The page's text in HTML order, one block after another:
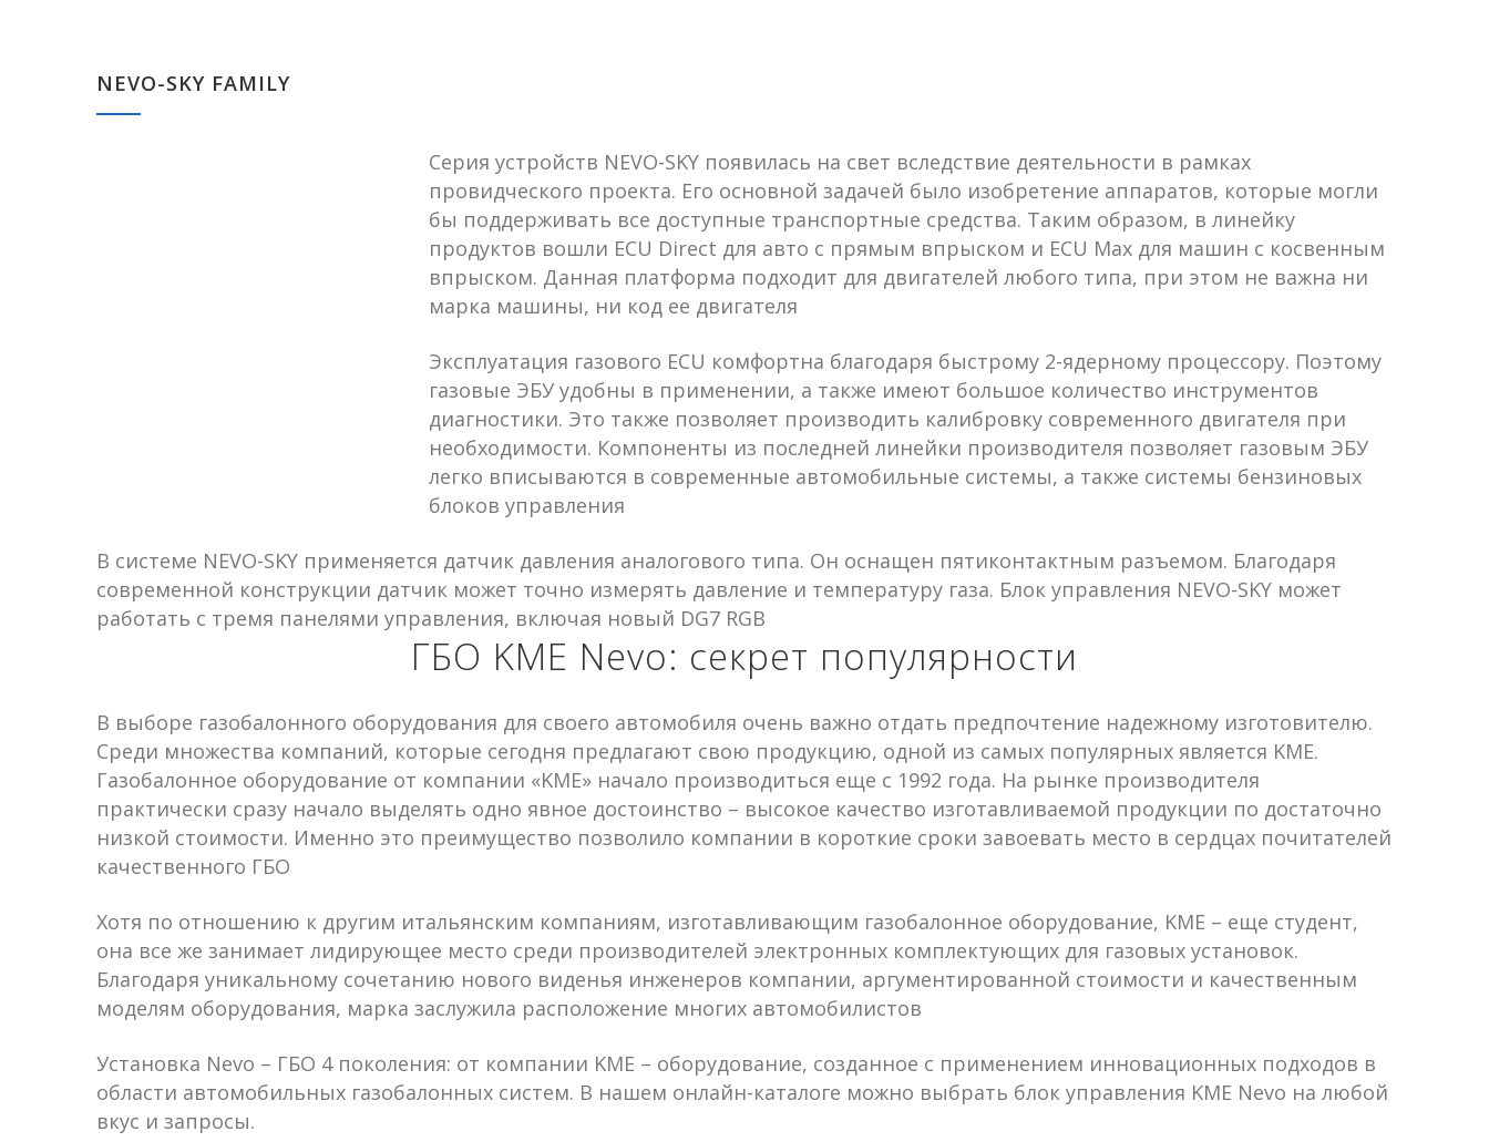
NEVO-SKY FAMILY
Серия устройств NEVO-SKY появилась на свет вследствие деятельности в рамках
провидческого проекта. Его основной задачей было изобретение аппаратов, которые могли
бы поддерживать все доступные транспортные средства. Таким образом, в линейку
продуктов вошли ECU Direct для авто с прямым впрыском и ECU Max для машин с косвенным
впрыском. Данная платформа подходит для двигателей любого типа, при этом не важна ни
марка машины, ни код ее двигателя
Эксплуатация газового ECU комфортна благодаря быстрому 2-ядерному процессору. Поэтому
газовые ЭБУ удобны в применении, а также имеют большое количество инструментов
диагностики. Это также позволяет производить калибровку современного двигателя при
необходимости. Компоненты из последней линейки производителя позволяет газовым ЭБУ
легко вписываются в современные автомобильные системы, а также системы бензиновых
блоков управления
В системе NEVO-SKY применяется датчик давления аналогового типа. Он оснащен пятиконтактным разъемом. Благодаря
современной конструкции датчик может точно измерять давление и температуру газа. Блок управления NEVO-SKY может
работать с тремя панелями управления, включая новый DG7 RGB
ГБО KME Nevo: секрет популярности
В выборе газобалонного оборудования для своего автомобиля очень важно отдать предпочтение надежному изготовителю.
Среди множества компаний, которые сегодня предлагают свою продукцию, одной из самых популярных является KME.
Газобалонное оборудование от компании «KME» начало производиться еще с 1992 года. На рынке производителя
практически сразу начало выделять одно явное достоинство – высокое качество изготавливаемой продукции по достаточно
низкой стоимости. Именно это преимущество позволило компании в короткие сроки завоевать место в сердцах почитателей
качественного ГБО
Хотя по отношению к другим итальянским компаниям, изготавливающим газобалонное оборудование, KME – еще студент,
она все же занимает лидирующее место среди производителей электронных комплектующих для газовых установок.
Благодаря уникальному сочетанию нового виденья инженеров компании, аргументированной стоимости и качественным
моделям оборудования, марка заслужила расположение многих автомобилистов
Установка Nevo – ГБО 4 поколения: от компании KME – оборудование, созданное с применением инновационных подходов в
области автомобильных газобалонных систем. В нашем онлайн-каталоге можно выбрать блок управления KME Nevo на любой
вкус и запросы.